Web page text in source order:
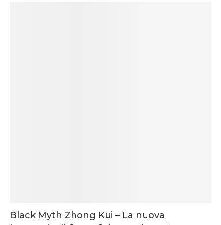
Black Myth Zhong Kui – La nuova